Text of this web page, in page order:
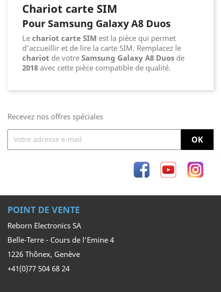
Chariot carte SIM
Pour Samsung Galaxy A8 Duos
Le chariot carte SIM est la pièce qui permet
d'accueillir et de lire la carte SIM. Remplacez le
chariot de votre Samsung Galaxy A8 Duos de
2018 avec cette pièce compatible de qualité.
Recevez nos offres spéciales
FacebookYouTube
POINT DE VENTE
Reborn Electronics SA
Belle-Terre - Cours de l’Emine 4
1226 Thônex, Genève
+41(0)77 504 68 24